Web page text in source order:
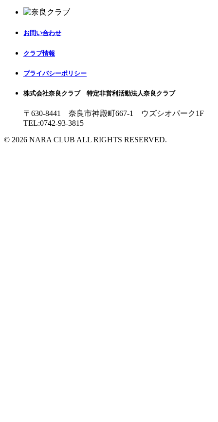
お問い合わせ
クラブ情報
プライバシーポリシー
株式会社奈良クラブ 特定非営利活動法人奈良クラブ
〒630-8441 奈良市神殿町667-1
ウズシオパーク1F
TEL:0742-93-3815
© 2026 NARA CLUB ALL RIGHTS RESERVED.